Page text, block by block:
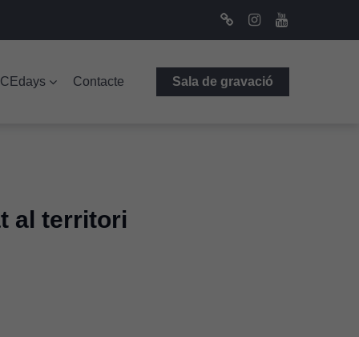
Contacte Sala de gravació
al territori